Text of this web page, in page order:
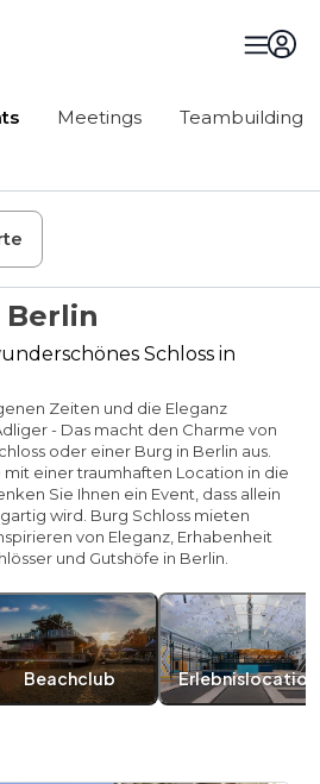
Meetings Teambuilding
Berlin
Schloss in
Zeiten und die Eleganz
- Das macht den Charme von
oder einer Burg in Berlin aus.
mit einer traumhaften Location in die
Sie Ihnen ein Event, dass allein
wird. Burg Schloss mieten
von Eleganz, Erhabenheit
und Gutshöfe in Berlin.
Beachclub Erlebnislocation